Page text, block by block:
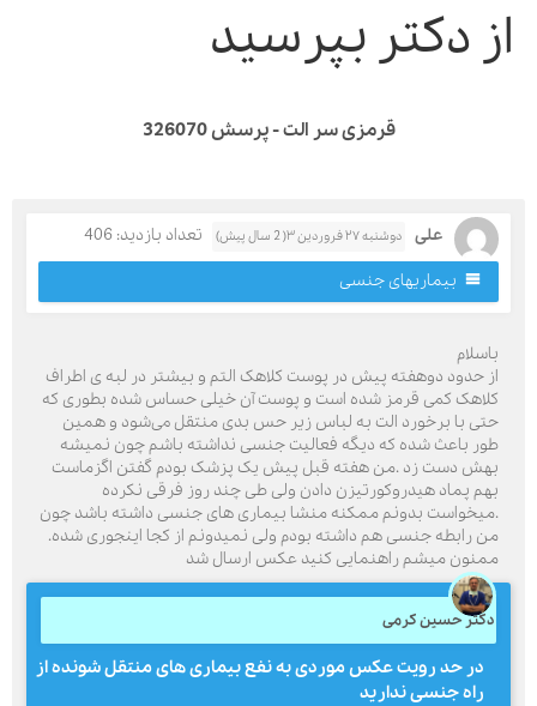
دکتر بپرسید
قرمزی سر الت - پرسش 326070
علی دوشنبه ۲۷ فروردین ۳( 2 سال پیش)
تعداد بازدید: 406
بیماریهای جنسی
حدود دوهفته پیش در پوست کلاهک التم و بیشتر در لبه ی اطراف
کمی قرمز شده است و پوست آن خیلی حساس شده بطوری که
با برخورد الت به لباس زیر حس بدی منتقل می‌شود و همین
باعث شده که دیگه فعالیت جنسی نداشته باشم چون نمیشه
دست زد .من هفته قبل پیش یک پزشک بودم گفتن اگزماست
پماد هیدروکورتیزن دادن ولی طی چند روز فرقی نکرده
بدونم ممکنه منشا بیماری های جنسی داشته باشد چون
رابطه جنسی هم داشته بودم ولی نمیدونم از کجا اینجوری شده.
میشم راهنمایی کنید عکس ارسال شد
دکتر حسین کرمی
در حد رویت عکس موردی به نفع بیماری های منتقل شونده از
راه جنسی ندارید
ارسال
قدرت گرفته از